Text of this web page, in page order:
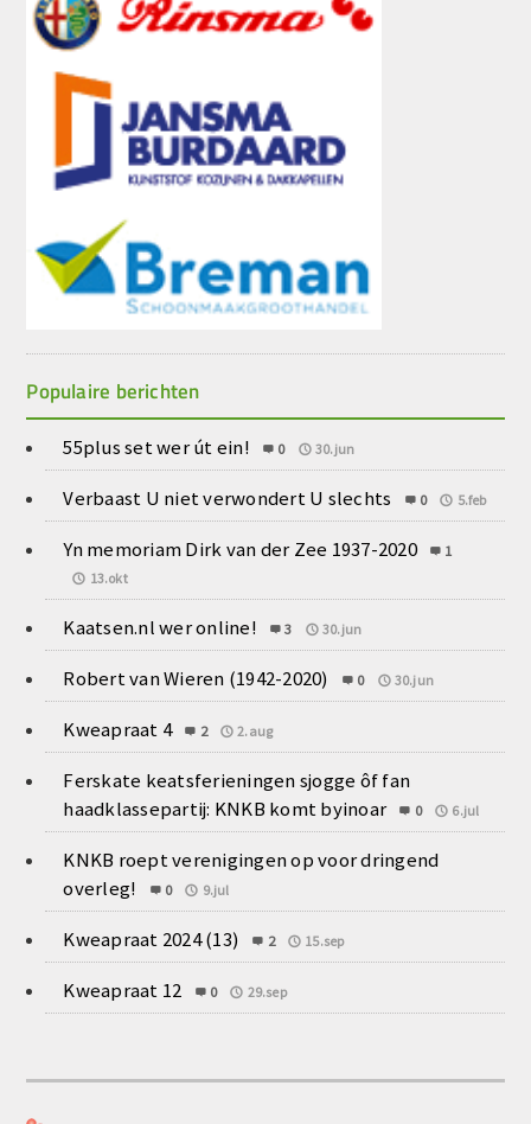
Populaire berichten
55plus set wer út ein! 0 30.jun
Verbaast U niet verwondert U slechts 0 5.feb
Yn memoriam Dirk van der Zee 1937-2020
1
13.okt
Kaatsen.nl wer online! 3 30.jun
Robert van Wieren (1942-2020) 0 30.jun
Kweapraat 4 2 2.aug
Ferskate keatsferieningen sjogge ôf fan
haadklassepartij: KNKB komt byinoar
0 6.jul
KNKB roept verenigingen op voor dringend
overleg!
0 9.jul
Kweapraat 2024 (13) 2 15.sep
Kweapraat 12 0 29.sep